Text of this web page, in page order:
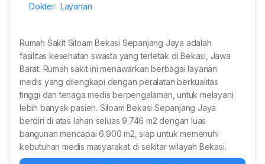
Dokter Layanan
Rumah Sakit Siloam Bekasi Sepanjang Jaya adalah
fasilitas kesehatan swasta yang terletak di Bekasi, Jawa
Barat. Rumah sakit ini menawarkan berbagai layanan
medis yang dilengkapi dengan peralatan berkualitas
tinggi dan tenaga medis berpengalaman, untuk melayani
lebih banyak pasien. Siloam Bekasi Sepanjang Jaya
berdiri di atas lahan seluas 9.746 m2 dengan luas
bangunan mencapai 6.900 m2, siap untuk memenuhi
kebutuhan medis masyarakat di sekitar wilayah Bekasi.